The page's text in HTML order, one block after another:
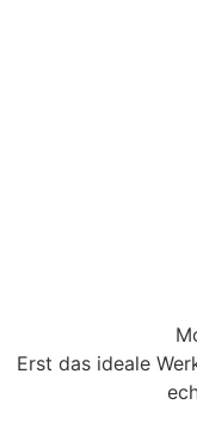
Erst das ideale